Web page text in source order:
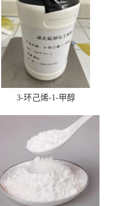
3-环己烯-1-甲醇